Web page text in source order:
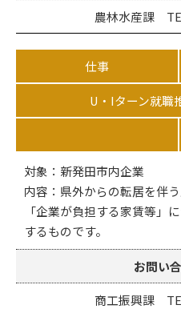
農林水産課
仕事
U・Iターン就職
対象：新発田市内企業
内容：県外からの転居を伴
「企業が負担する家賃等」
するものです。
お問い
商工振興課